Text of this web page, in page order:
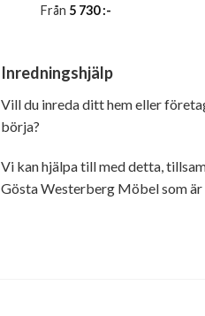
Från 5 730:-
Inredningshjälp
Vill du inreda ditt hem eller
börja?
Vi kan hjälpa till med detta,
Gösta Westerberg Möbel som